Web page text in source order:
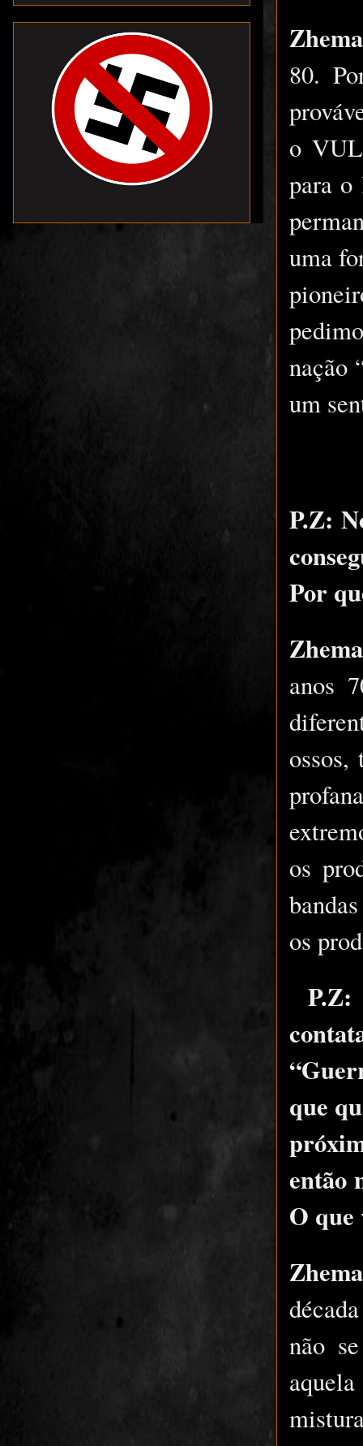
80.
o
para
uma
nação
um
P.Z:
Por
anos
ossos,
os
os
que
então
O que
não